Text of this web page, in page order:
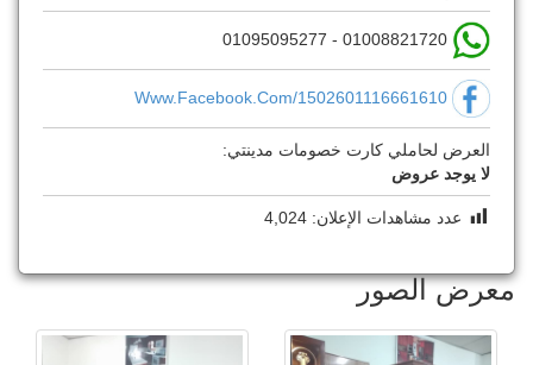
Www.facebook.com/1502601116661610
العرض لحاملي كارت خصومات مدينتي:
لا يوجد عروض
عدد مشاهدات الإعلان: 4,024
معرض الصور